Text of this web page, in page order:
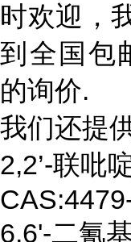
时欢迎，
到全国包
的询价.
我们还提
2,2’-联吡
CAS:
6,6'-二氰